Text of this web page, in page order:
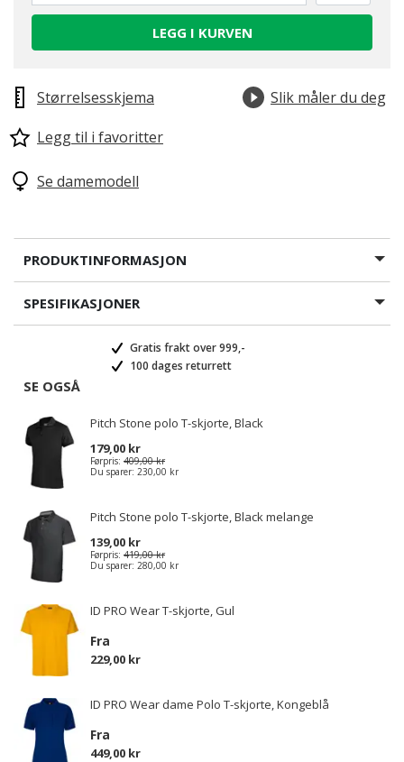
LEGG I KURVEN
Størrelsesskjema
Slik måler du deg
Legg til i favoritter
Se damemodell
PRODUKTINFORMASJON
SPESIFIKASJONER
Gratis frakt over 999,-
100 dages returrett
SE OGSÅ
Pitch Stone polo T-skjorte, Black
179,00 kr
Førpris: 409,00 kr
Du sparer: 230,00 kr
Pitch Stone polo T-skjorte, Black melange
139,00 kr
Førpris: 419,00 kr
Du sparer: 280,00 kr
ID PRO Wear T-skjorte, Gul
Fra
229,00 kr
ID PRO Wear dame Polo T-skjorte, Kongeblå
Fra
449,00 kr